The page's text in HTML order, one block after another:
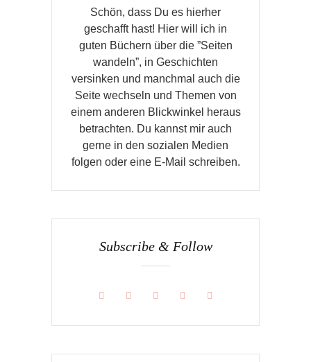
Schön, dass Du es hierher
geschafft hast! Hier will ich in
guten Büchern über die ”Seiten
wandeln”, in Geschichten
versinken und manchmal auch die
Seite wechseln und Themen von
einem anderen Blickwinkel heraus
betrachten. Du kannst mir auch
gerne in den sozialen Medien
folgen oder eine E-Mail schreiben.
Subscribe & Follow